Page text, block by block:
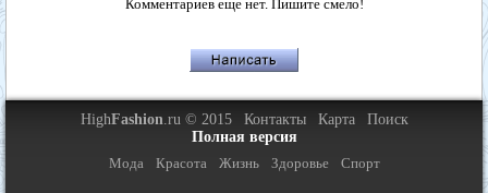
Комментариев еще нет. Пишите смело!
HighFashion.ru © 2015 Контакты Карта
Поиск
Полная версия
Мода
Красота Жизнь Здоровье Спорт